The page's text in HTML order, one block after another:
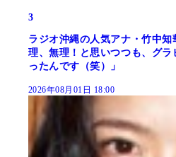
3
ラジオ沖縄の人気アナ・竹中
理、無理！と思いつつも、グ
ったんです（笑）」
2026年08月01日 18:00